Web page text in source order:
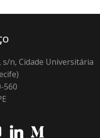
s/n, Cidade Universitária
560